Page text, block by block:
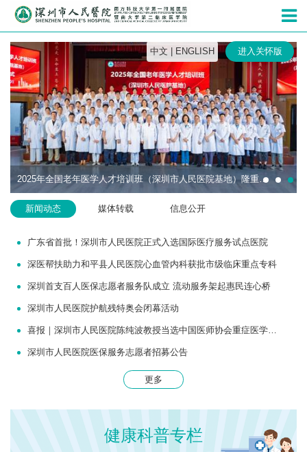
深圳市人民
中文 ENGLISH 进入关怀版
2025年全国老年医学人才培训班（深圳市人民医院基地）隆重开班
新闻动态 媒体转载 信息公开
广东省首批！深圳市人民医院正式入选国际医疗服务试点医院
深医帮扶助力和平县人民医院心血管内科获批市级临床重点专科
深圳首支百人医保志愿者服务队成立 流动服务架起惠民连心桥
深圳市人民医院护航残特奥会闭幕活动
喜报｜深圳市人民医院陈纯波教授当选中国医师协会重症医学医师分会常务委员
深圳市人民医院医保服务志愿者招募公告
更多
健康科普专栏